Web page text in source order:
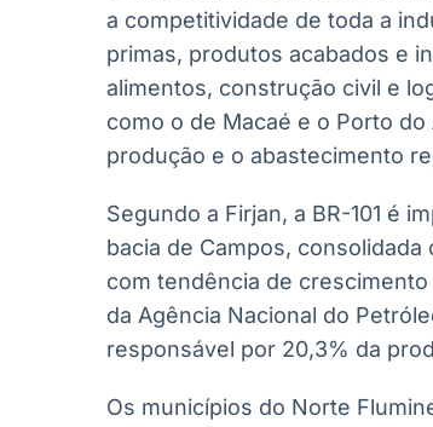
a competitividade de toda a
primas, produtos acabados e
alimentos, construção civil e
como o de Macaé e o Porto
produção e o abastecimento
Segundo a Firjan, a BR-101 é
bacia de Campos,
com tendência de
da Agência Nacional do
responsável por 20,3% da
Os municípios do Norte